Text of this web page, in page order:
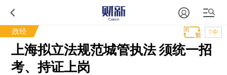
政经 T中
上海拟立法规范城管执法 须统一招
考、持证上岗